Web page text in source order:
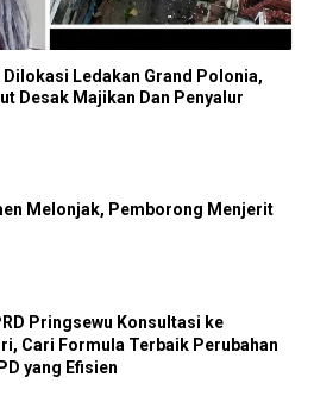
Dilokasi Ledakan Grand Polonia,
Desak Majikan Dan Penyalur
Melonjak, Pemborong Menjerit
Pringsewu Konsultasi ke
Cari Formula Terbaik Perubahan
yang Efisien